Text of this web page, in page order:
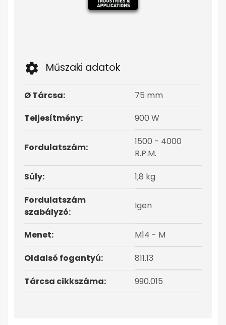
Műszaki adatok
Ø Tárcsa:
75 mm
Teljesítmény:
900 W
Fordulatszám:
1500 - 4000
R.P.M.
Súly:
1,8 kg
Fordulatszám
szabályzó:
Igen
Menet:
M14 - M
Oldalsó fogantyú:
811.13
Tárcsa cikkszáma:
990.015